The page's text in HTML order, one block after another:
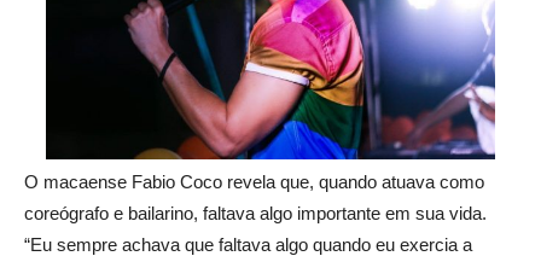
O macaense Fabio Coco revela que, quando atuava como
coreógrafo e bailarino, faltava algo importante em sua vida.
“Eu sempre achava que faltava algo quando eu exercia a